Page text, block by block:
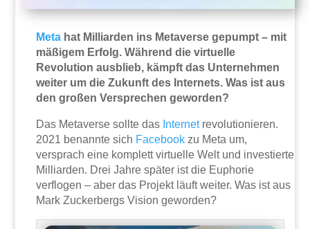
Meta hat Milliarden ins Metaverse gepumpt – mit
mäßigem Erfolg. Während die virtuelle
Revolution ausblieb, kämpft das Unternehmen
weiter um die Zukunft des Internets. Was ist aus
den großen Versprechen geworden?
Das Metaverse sollte das Internetrevolutionieren.
2021 benannte sich Facebook zu Meta um,
versprach eine komplett virtuelle Welt und investierte
Milliarden. Drei Jahre später ist die Euphorie
verflogen – aber das Projekt läuft weiter. Was ist aus
Mark Zuckerbergs Vision geworden?